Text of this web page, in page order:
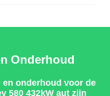
Onderhoud
onderhoud voor de
580 432kW aut zijn